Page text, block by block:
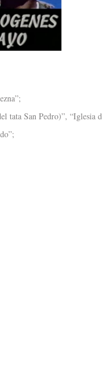
tata San Pedro)”, “Iglesia